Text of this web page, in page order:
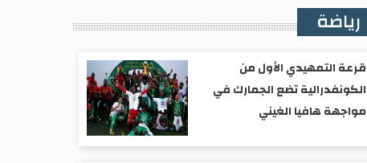
رياضة
قرعة التمهيدي الأول من
الكونفدرالية تضع الجمارك في
مواجهة هافيا الغيني